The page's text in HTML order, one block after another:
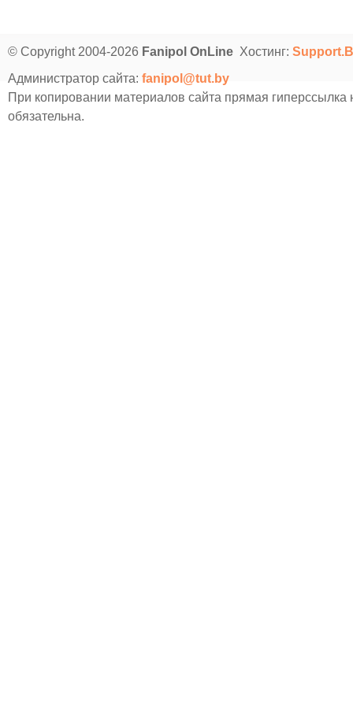
© Copyright 2004-2026 Fanipol OnLine Хостинг:
Администратор сайта: fanipol@tut.by
При копировании материалов сайта прямая гиперссылка
обязательна.